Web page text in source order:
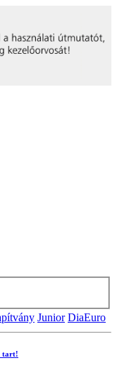
Junior DiaEuro
tart!